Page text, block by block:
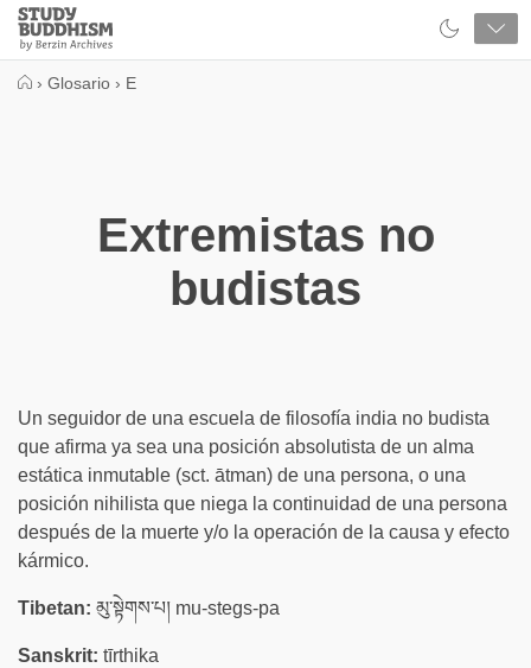
Close
Study
Buddhism
› Glosario › E
Extremistas no
budistas
Un seguidor de una escuela de filosofía india no budista
que afirma ya sea una posición absolutista de un alma
estática inmutable (sct. ātman) de una persona, o una
posición nihilista que niega la continuidad de una persona
después de la muerte y/o la operación de la causa y efecto
kármico.
Tibetan: མུ་སྟེགས་པ། mu-stegs-pa
Sanskrit: tīrthika